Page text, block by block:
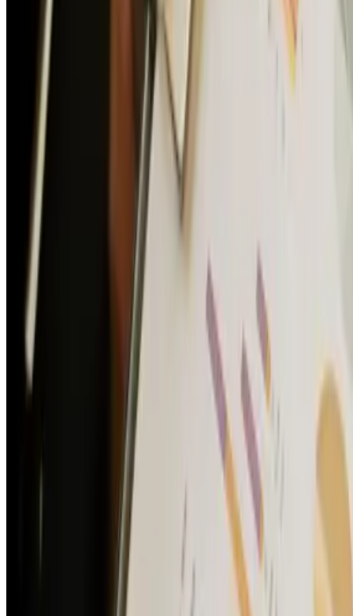
критерия в 12 месяцев,
когда срок использования актива равен 12 месяцев
Для нематериальных активов в отличие от
материальных срок использования в большинстве
случаев определяется юридическим сроком действия
соответствующих прав. Установление юридического
срока действия прав, равным одному году, является
довольно распространенным случаем. В частности,
большинство лицензионных договоров заключаются
сроком как раз на один год. Отмеченным выше
критерием нематериального актива является срок
использования, превышающий 12 месяцев.
4️⃣Вместе с тем согласно новому федеральному стандарту
ФСБУ 4/2023 «Бухгалтерская (финансовая) отчетность»
критерием оборотного актива (пп.«а» п.14) является
предназначение для использования (потребления) или
продажи в течение периода менее 12 месяцев. Активы, не
соответствующие критериям оборотных активов,
представляются в бухгалтерском балансе как
внеоборотные. В частности, к таким относится актив,
срок использования которого равен 12 месяцам.
Исходя из этого по ФСБУ 4/2023 он должен был бы
учитываться как обычный нематериальный актив, но
по ФСБУ 14/2022 не может считаться
нематериальным активом.
5️⃣ На практике права со сроком использования 12
расходов будущих периодов
нематериальных активов» ПБУ 14/2007 (с 1
января 2024 г.) перестала действовать
последняя норма в ФСБУ, предусматривавшая
такой объект бухгалтерского учета, как расходы
будущих периодов.